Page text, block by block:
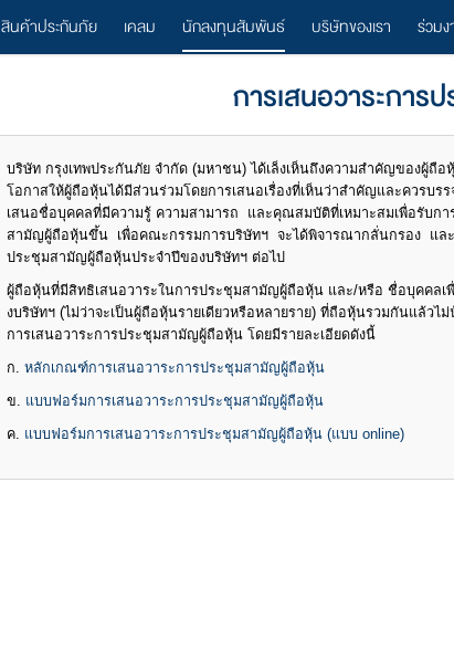
สินค้าประกันภัย เคลม นักลงทุนสัมพันธ์ บริษัทของเรา ร่วม
การเสนอวาระกา
บริษัท กรุงเทพประกันภัย จำกัด (มหาชน) ได้เล็งเห็นถึงความสำคัญของผู้ถื
โอกาสให้ผู้ถือหุ้นได้มีส่วนร่วมโดยการเสนอเรื่องที่เห็นว่าสำคัญและควรบ
เสนอชื่อบุคคลที่มีความรู้ ความสามารถ และคุณสมบัติที่เหมาะสมเพื่อรับก
สามัญผู้ถือหุ้นขึ้น เพื่อคณะกรรมการบริษัทฯ จะได้พิจารณากลั่นกรอง และ
ประชุมสามัญผู้ถือหุ้นประจำปีของบริษัทฯ ต่อไป
ผู้ถือหุ้นที่มีสิทธิเสนอวาระในการประชุมสามัญผู้ถือหุ้น และ/หรือ ชื่อบุคคล
งบริษัทฯ (ไม่ว่าจะเป็นผู้ถือหุ้นรายเดียวหรือหลายราย) ที่ถือหุ้นรวมกันแล้
การเสนอวาระการประชุมสามัญผู้ถือหุ้น โดยมีรายละเอียดดังนี้
ก. หลักเกณฑ์การเสนอวาระการประชุมสามัญผู้ถือหุ้น
ข. แบบฟอร์มการเสนอวาระการประชุมสามัญผู้ถือหุ้น
ค. แบบฟอร์มการเสนอวาระการประชุมสามัญผู้ถือหุ้น (แบบ online)